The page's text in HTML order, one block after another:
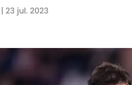
| 23 jul. 2023